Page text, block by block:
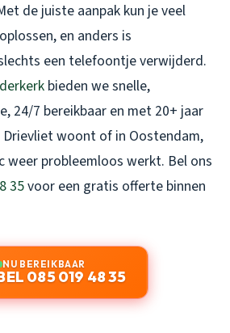
de juiste aanpak kun je veel
en anders is
een telefoontje verwijderd.
bieden we snelle,
24/7 bereikbaar en met 20+ jaar
Drievliet woont of in Oostendam,
weer probleemloos werkt. Bel ons
35voor een gratis offerte binnen
NU BEREIKBAAR
085 019 48 35